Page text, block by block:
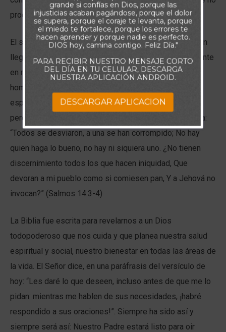
producirá efectos.
El salmista lamenta el estado de depravación al que han
llegado los seres humanos, una reflexión aún mas vigente
en nuestra sociedad actual, en la que muchos de los
hombres viven como si no hubiera un mañana, con una
especie de ceguera espiritual que incapacita incluso la
percepción de lo obvio. En palabras del propio salmista:
“Todos se desviaron, a una se han corrompido; No hay
quien haga lo bueno, no hay ni siquiera uno. ¿No tienen
discernimiento todos los que hacen iniquidad, Que
devoran a mi pueblo como si comiesen pan, Y a Jehová no
invocan?” (Salmos 14:3-4)
La Biblia fue escrita para revelarnos a un Dios
todopoderoso que nos cuida y que planea nuestra salud
espiritual y social, nuestro bienestar en todas las áreas de
la vida. El Señor dice, en una paráfrasis del versículo de
hoy: “Les daré lo que deseen, incluso antes de que me lo
pidan: mientras me hablen de sus necesidades, ¡habré
respondido a sus oraciones!”. Siempre ha sido así y
siempre será así: Nuestro Padre estará listo para oir
grande si confías en Dios, porque las
injusticias acaban pagándose, porque el dolor
se supera, porque el coraje te levanta, porque
el miedo te fortalece, porque los errores te
hacen aprender y porque nadie es perfecto.
DIOS hoy, camina contigo. Feliz Día."
PARA RECIBIR NUESTRO MENSAJE CORTO
DEL DÍA EN TU CELULAR, DESCARGA
NUESTRA APLICACIÓN ANDROID.
DESCARGAR APLICACION